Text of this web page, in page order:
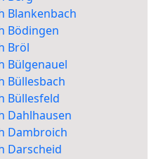
Blankenbach
Bödingen
Bröl
Bülgenauel
Büllesbach
Büllesfeld
Dahlhausen
Dambroich
Darscheid